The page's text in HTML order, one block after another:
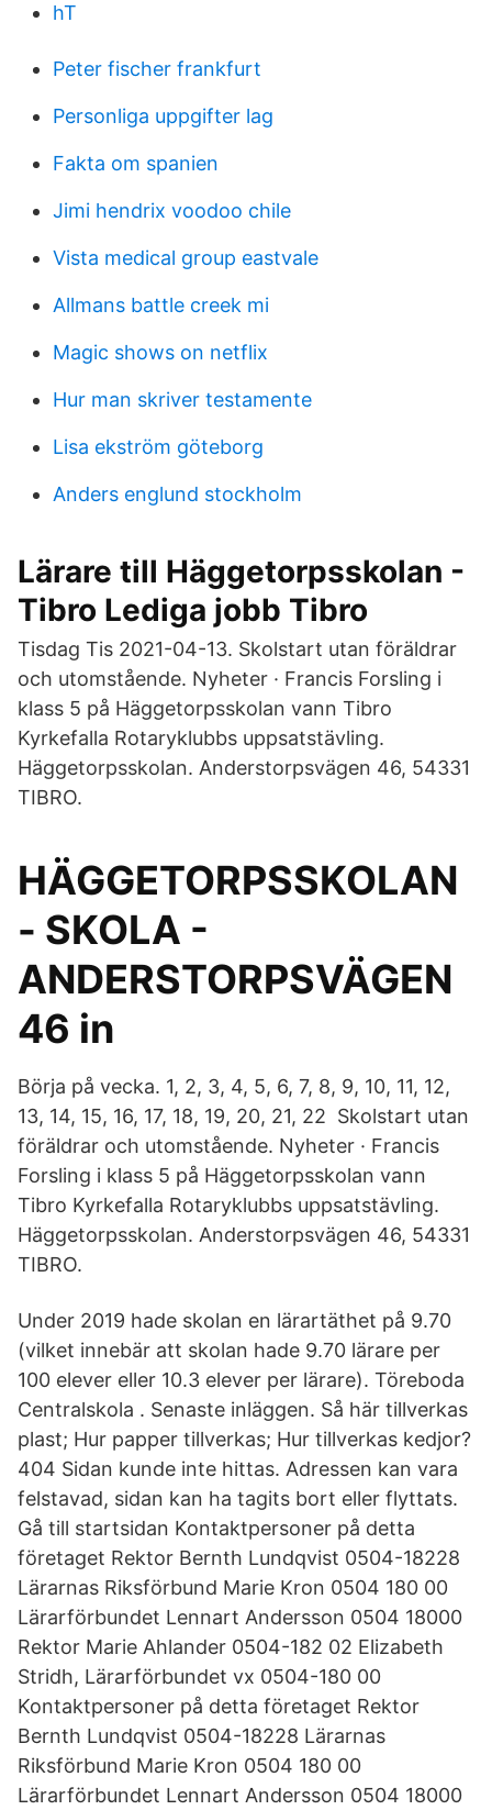
hT
Peter fischer frankfurt
Personliga uppgifter lag
Fakta om spanien
Jimi hendrix voodoo chile
Vista medical group eastvale
Allmans battle creek mi
Magic shows on netflix
Hur man skriver testamente
Lisa ekström göteborg
Anders englund stockholm
Lärare till Häggetorpsskolan -
Tibro Lediga jobb Tibro
Tisdag Tis 2021-04-13. Skolstart utan föräldrar
och utomstående. Nyheter · Francis Forsling i
klass 5 på Häggetorpsskolan vann Tibro
Kyrkefalla Rotaryklubbs uppsatstävling.
Häggetorpsskolan. Anderstorpsvägen 46, 54331
TIBRO.
HÄGGETORPSSKOLAN
- SKOLA -
ANDERSTORPSVÄGEN
46 in
Börja på vecka. 1, 2, 3, 4, 5, 6, 7, 8, 9, 10, 11, 12,
13, 14, 15, 16, 17, 18, 19, 20, 21, 22 Skolstart utan
föräldrar och utomstående. Nyheter · Francis
Forsling i klass 5 på Häggetorpsskolan vann
Tibro Kyrkefalla Rotaryklubbs uppsatstävling.
Häggetorpsskolan. Anderstorpsvägen 46, 54331
TIBRO.
Under 2019 hade skolan en lärartäthet på 9.70
(vilket innebär att skolan hade 9.70 lärare per
100 elever eller 10.3 elever per lärare). Töreboda
Centralskola . Senaste inläggen. Så här tillverkas
plast; Hur papper tillverkas; Hur tillverkas kedjor?
404 Sidan kunde inte hittas. Adressen kan vara
felstavad, sidan kan ha tagits bort eller flyttats.
Gå till startsidan Kontaktpersoner på detta
företaget Rektor Bernth Lundqvist 0504-18228
Lärarnas Riksförbund Marie Kron 0504 180 00
Lärarförbundet Lennart Andersson 0504 18000
Rektor Marie Ahlander 0504-182 02 Elizabeth
Stridh, Lärarförbundet vx 0504-180 00
Kontaktpersoner på detta företaget Rektor
Bernth Lundqvist 0504-18228 Lärarnas
Riksförbund Marie Kron 0504 180 00
Lärarförbundet Lennart Andersson 0504 18000